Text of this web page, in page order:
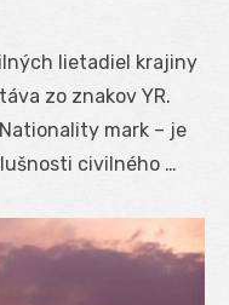
lietadiel krajiny
zo znakov YR.
mark – je
civilného …